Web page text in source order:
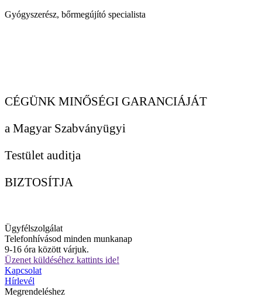
Gyógyszerész, bőrmegújító specialista
CÉGÜNK MINŐSÉGI GARANCIÁJÁT
a Magyar Szabványügyi
Testület auditja
BIZTOSÍTJA
Ügyfélszolgálat
Telefonhívásod minden munkanap
9-16 óra között várjuk.
Üzenet küldéséhez kattints ide!
Kapcsolat
Hírlevél
Megrendeléshez